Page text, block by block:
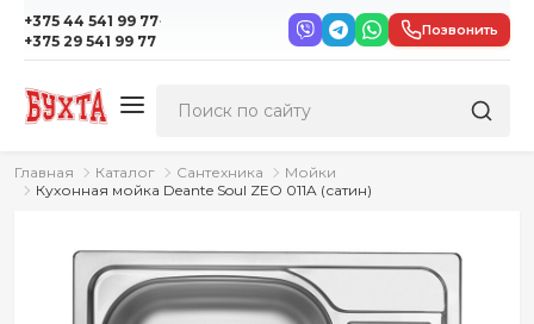
+375 44 541 99 77·
+375 29 541 99 77
Позвонить
Главная Каталог Сантехника
Мойки
Кухонная мойка Deante Soul ZEO 011A (сатин)